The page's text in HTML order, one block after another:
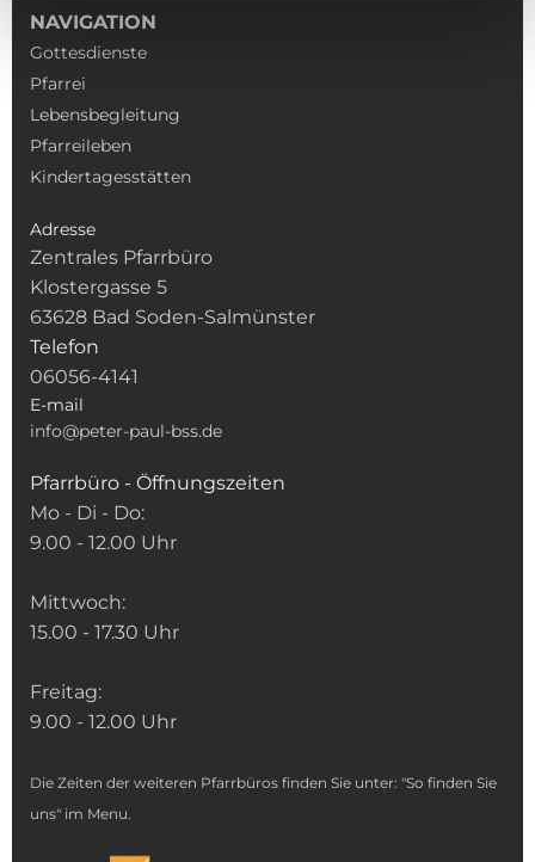
NAVIGATION
Gottesdienste
Pfarrei
Lebensbegleitung
Pfarreileben
Kindertagesstätten
Adresse
Zentrales Pfarrbüro
Klostergasse 5
63628 Bad Soden-Salmünster
Telefon
06056-4141
E-mail
info@peter-paul-bss.de
Pfarrbüro - Öffnungszeiten
Mo - Di - Do:
9.00 - 12.00 Uhr
Mittwoch:
15.00 - 17.30 Uhr
Freitag:
9.00 - 12.00 Uhr
Die Zeiten der weiteren Pfarrbüros finden Sie unter: "So finden Sie
uns" im Menu.